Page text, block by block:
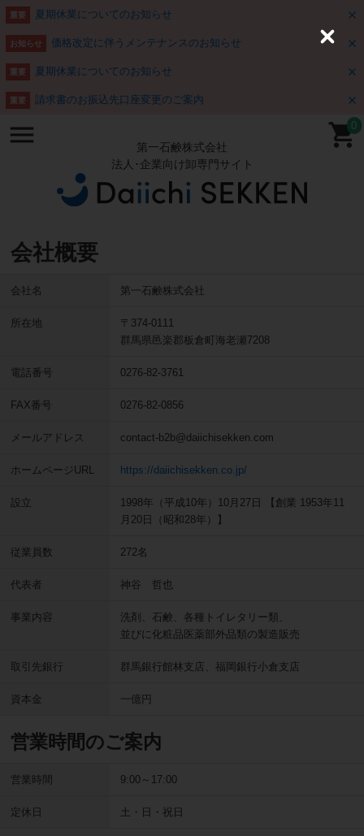
重要 夏期休業についてのお知らせ
お知らせ 価格改定に伴うメンテナンスのお知らせ
重要 夏期休業についてのお知らせ
重要 請求書のお振込先口座変更のご案内
第一石鹸株式会社
法人･企業向け卸専門サイト
0
会社概要
会社名 第一石鹸株式会社
所在地
〒374-0111
群馬県邑楽郡板倉町海老瀬7208
電話番号 0276-82-3761
FAX番号 0276-82-0856
メールアドレス contact-b2b@daiichisekken.com
ホームページURL https://daiichisekken.co.jp/
設立
1998年（平成10年）10月27日 【創業 1953年11
月20日（昭和28年）】
従業員数 272名
代表者 神谷 哲也
事業内容
洗剤、石鹸、各種トイレタリー類、
並びに化粧品医薬部外品類の製造販売
取引先銀行 群馬銀行館林支店、福岡銀行小倉支店
資本金 一億円
営業時間のご案内
営業時間 9:00～17:00
定休日 土・日・祝日
C